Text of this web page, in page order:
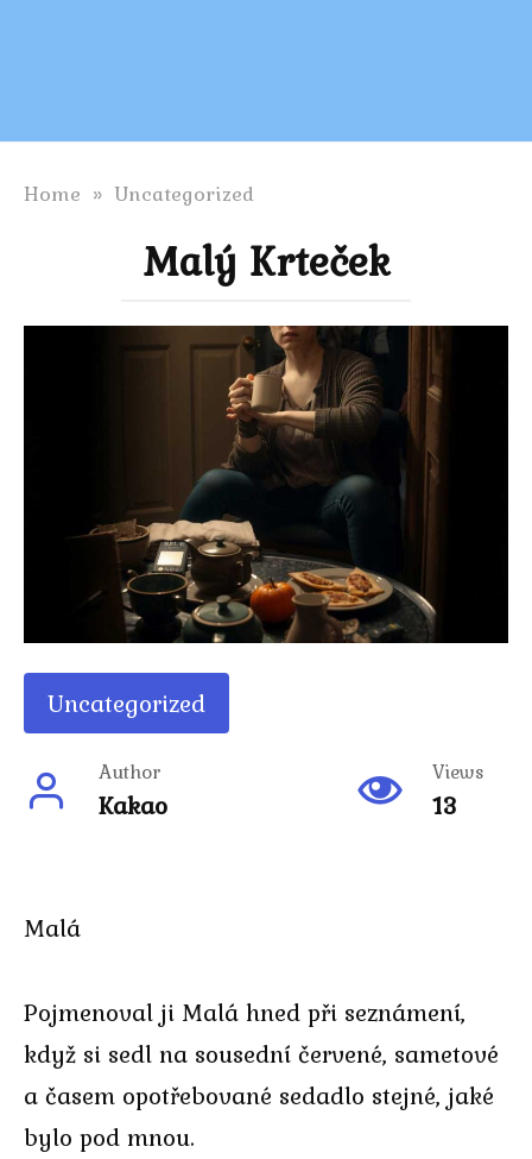
Home » Uncategorized
Malý Krteček
Uncategorized
Author
Kakao
Views
13
Malá
Pojmenoval ji Malá hned při seznámení,
když si sedl na sousední červené, sametové
a časem opotřebované sedadlo stejné, jaké
bylo pod mnou.